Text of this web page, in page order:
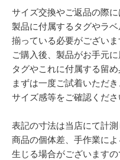
サイズ交換やご返品の際に
製品に付属するタグやラ
揃っている必要がございま
ご購入後、製品がお手元
タグやこれに付属する留
まずは一度ご試着いただき
サイズ感等をご確認くださ
表記の寸法は当店にて計測
商品の個体差、手作業に
生じる場合がございますの